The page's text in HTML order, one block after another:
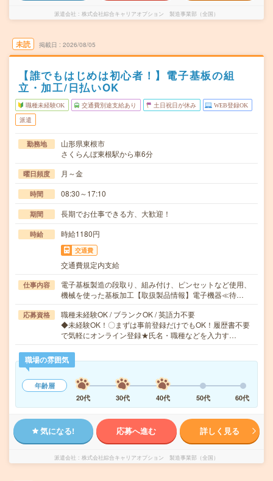
派遣会社 株式会社綜合キャリアオプション 製造事業部（全国）
未読 掲載日 2026/08/05
【誰でもはじめは初心者！】電子基板の組
立・加工/日払いOK
職種未経験OK 交通費別途支給あり 土日祝日が休み WEB登録OK
派遣
勤務地
山形県東根市
さくらんぼ東根駅から車6分
曜日頻度 月～金
時間 08:30～17:10
期間 長期でお仕事できる方、大歓迎！
時給 時給1180円
交通費
交通費規定内支給
仕事内容
電子基板製造の段取り、組み付け、ピンセットなど使用、
機械を使った基板加工【取扱製品情報】電子機器≪待…
応募資格
職種未経験OK / ブランクOK / 英語力不要
◆未経験OK！〇まずは事前登録だけでもOK！履歴書不要
で気軽にオンライン登録★氏名・職種などを入力す…
職場の雰囲気
年齢層
20代
30代 40代 50代 60代
気になる! 応募へ進む 詳しく見る
派遣会社 株式会社綜合キャリアオプション 製造事業部（全国）